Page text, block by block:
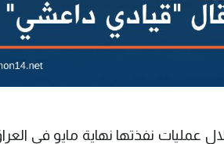
عمليات نفذتها نهاية مايو في